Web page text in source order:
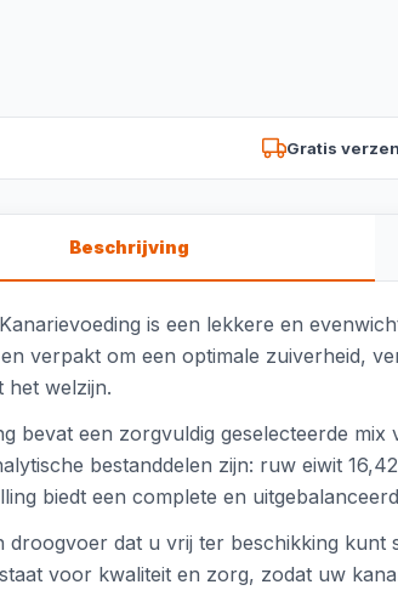
Gratis
Beschrijving
is een lekkere en
verpakt om een optimale zuiverheid,
het welzijn.
bevat een zorgvuldig geselecteerde
bestanddelen zijn: ruw eiwit
biedt een complete en
droogvoer dat u vrij ter beschikking kunt
voor kwaliteit en zorg, zodat uw